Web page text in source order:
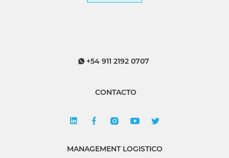
+54 911 2192 0707
CONTACTO
MANAGEMENT LOGISTICO